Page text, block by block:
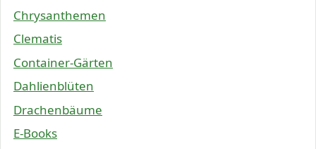
Chrysanthemen
Clematis
Container-Gärten
Dahlienblüten
Drachenbäume
E-Books